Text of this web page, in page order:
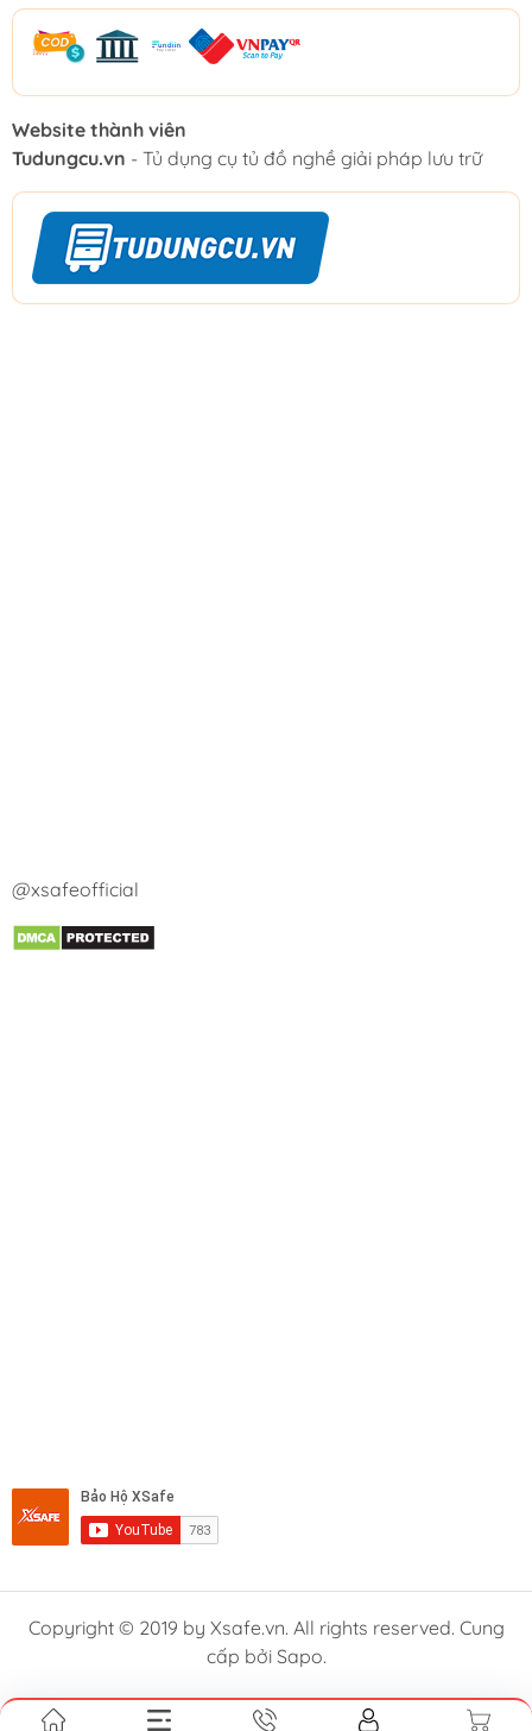
Website thành viên
Tudungcu.vn - Tủ dụng cụ tủ đồ nghề giải pháp lưu trữ
@xsafeofficial
Copyright © 2019 by Xsafe.vn. All rights reserved. Cung
cấp bởi Sapo.